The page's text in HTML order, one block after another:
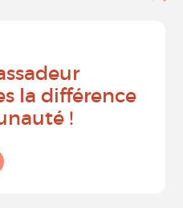
la différence
!